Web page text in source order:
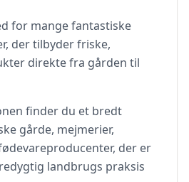
for mange fantastiske
der tilbyder friske,
direkte fra gården til
finder du et bredt
gårde, mejmerier,
der er
landbrugs praksis